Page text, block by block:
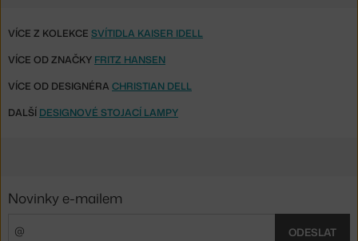
VÍCE Z KOLEKCE SVÍTIDLA KAISER IDELL
VÍCE OD ZNAČKY FRITZ HANSEN
VÍCE OD DESIGNÉRA CHRISTIAN DELL
DALŠÍ DESIGNOVÉ STOJACÍ LAMPY
Novinky e-mailem
ODESLAT